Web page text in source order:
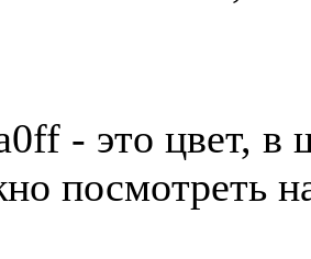
- это цвет, в
посмотреть